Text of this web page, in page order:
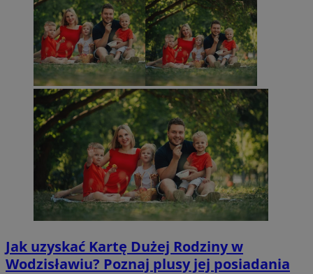
Jak uzyskać Kartę Dużej Rodziny w
Wodzisławiu? Poznaj plusy jej posiadania